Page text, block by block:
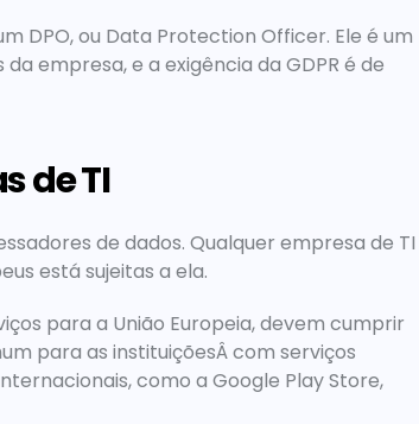
DPO, ou Data Protection Officer. Ele é um
empresa, e a exigência da GDPR é de
de TI
de dados. Qualquer empresa de TI
está sujeitas a ela.
para a União Europeia, devem cumprir
para as instituiçõesÂ com serviços
como a Google Play Store,